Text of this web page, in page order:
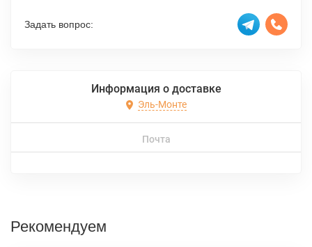
Задать вопрос:
Информация о доставке
Эль-Монте
Почта
Рекомендуем